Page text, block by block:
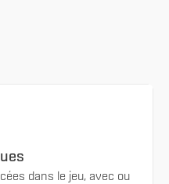
dans le jeu, avec ou